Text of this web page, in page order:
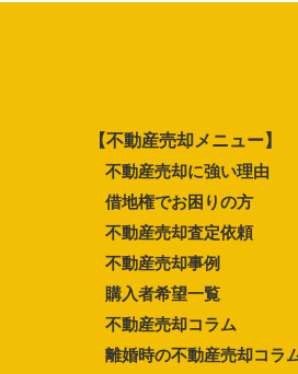
【不動産売却メニュー】
不動産売却に強い理由
借地権でお困りの方
不動産売却査定依頼
不動産売却事例
購入者希望一覧
不動産売却コラム
離婚時の不動産売却コラ